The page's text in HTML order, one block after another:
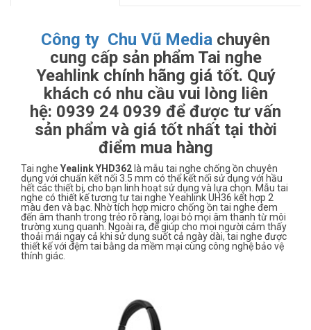
Công ty Chu Vũ Media chuyên
cung cấp sản phẩm Tai nghe
Yeahlink chính hãng giá tốt. Quý
khách có nhu cầu vui lòng liên
hệ: 0939 24 0939 để được tư vấn
sản phẩm và giá tốt nhất tại thời
điểm mua hàng
Tai nghe Yealink YHD362 là mẫu tai nghe chống ồn chuyên
dụng với chuẩn kết nối 3.5 mm có thể kết nối sử dụng với hầu
hết các thiết bị, cho bạn linh hoạt sử dụng và lựa chọn. Mẫu tai
nghe có thiết kế tương tự tai nghe Yeahlink UH36 kết hợp 2
màu đen và bạc. Nhờ tích hợp micro chống ồn tai nghe đem
đến âm thanh trong trẻo rõ ràng, loại bỏ mọi âm thanh từ môi
trường xung quanh. Ngoài ra, để giúp cho mọi người cảm thấy
thoải mái ngay cả khi sử dụng suốt cả ngày dài, tai nghe được
thiết kế với đệm tai bằng da mềm mại cùng công nghệ bảo vệ
thính giác.